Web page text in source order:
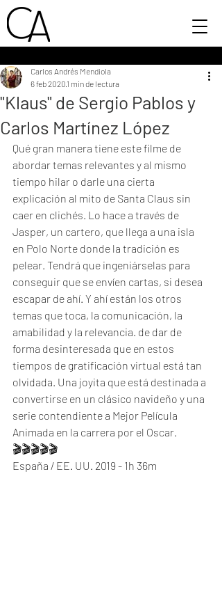
"Klaus" de Sergio Pablos y
Carlos Martínez López
Carlos Andrés Mendiola
6 feb 2020 1 min de lectura
Qué gran manera tiene este filme de
abordar temas relevantes y al mismo
tiempo hilar o darle una cierta
explicación al mito de Santa Claus sin
caer en clichés. Lo hace a través de
Jasper, un cartero, que llega a una isla
en Polo Norte donde la tradición es
pelear. Tendrá que ingeniárselas para
conseguir que se envíen cartas, si desea
escapar de ahí. Y ahí están los otros
temas que toca, la comunicación, la
amabilidad y la relevancia. de dar de
forma desinteresada que en estos
tiempos de gratificación virtual está tan
olvidada. Una joyita que está destinada a
convertirse en un clásico navideño y una
serie contendiente a Mejor Película
Animada en la carrera por el Oscar.
🎬🎬🎬🎬🎬
España / EE. UU. 2019 - 1h 36m